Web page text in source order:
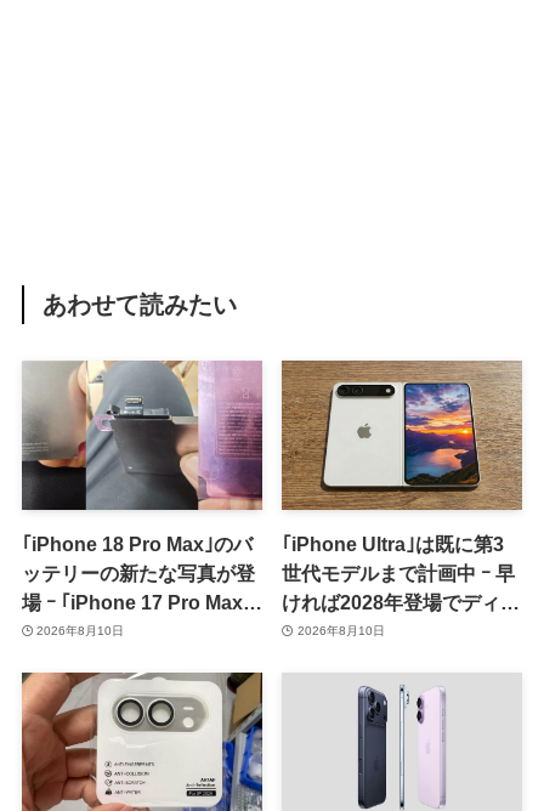
あわせて読みたい
｢iPhone 18 Pro Max｣のバ
ッテリーの新たな写真が登
場 ｰ ｢iPhone 17 Pro Max｣
からの容量増加を確認
2026年8月10日
｢iPhone Ultra｣は既に第3
世代モデルまで計画中 ｰ 早
ければ2028年登場でディス
プレイが僅かに大型化
2026年8月10日